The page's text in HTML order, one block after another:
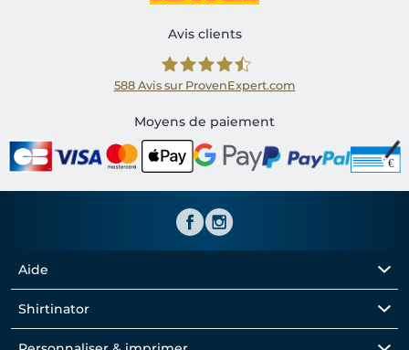
Avis clients
Shirtinator FR
588 Avis sur ProvenExpert.com
Moyens de paiement
Aide
Shirtinator